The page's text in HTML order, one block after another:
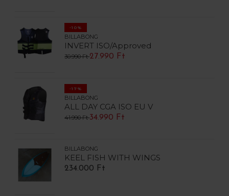
-10%
BILLABONG
INVERT ISO/Approved
30.990 Ft27.990 Ft
-17%
BILLABONG
ALL DAY CGA ISO EU V
41.990 Ft34.990 Ft
BILLABONG
KEEL FISH WITH WINGS
234.000 Ft